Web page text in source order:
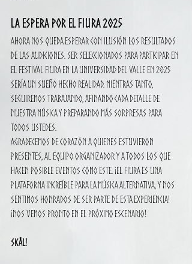
La Espera por el FIURA 2025
Ahora nos queda esperar con ilusión los resultados
de las audiciones. Ser seleccionados para participar en
el festival FIURA en la Universidad del Valle en 2025
sería un sueño hecho realidad. Mientras tanto,
seguiremos trabajando, afinando cada detalle de
nuestra música y preparando más sorpresas para
todos ustedes.
Agradecemos de corazón a quienes estuvieron
presentes, al equipo organizador y a todos los que
hacen posible eventos como este. ¡El FIURA es una
plataforma increíble para la música alternativa, y nos
sentimos honrados de ser parte de esta experiencia!
¡Nos vemos pronto en el próximo escenario!
Skål!